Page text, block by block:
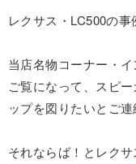
レクサス・LC500の事
当店名物コーナー・
ご覧になって、スピ
ップを図りたいとご連
それならば！とレク